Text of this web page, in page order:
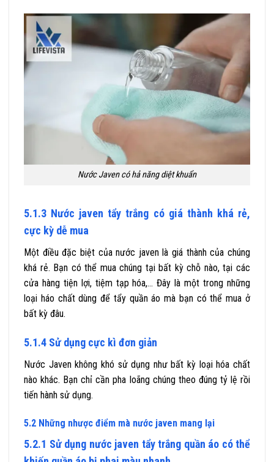
Nước Javen có hả năng diệt khuẩn
5.1.3 Nước javen tẩy trắng có giá thành khá rẻ,
cực kỳ dễ mua
Một điều đặc biệt của nước javen là giá thành của chúng
khá rẻ. Bạn có thể mua chúng tại bất kỳ chỗ nào, tại các
cửa hàng tiện lợi, tiệm tạp hóa,… Đây là một trong những
loại háo chất dùng để tẩy quần áo mà bạn có thể mua ở
bất kỳ đâu.
5.1.4 Sử dụng cực kì đơn giản
Nước Javen không khó sử dụng như bất kỳ loại hóa chất
nào khác. Bạn chỉ cần pha loãng chúng theo đúng tỷ lệ rồi
tiến hành sử dụng.
5.2 Những nhược điểm mà nước javen mang lại
5.2.1 Sử dụng nước javen tẩy trắng quần áo có thể